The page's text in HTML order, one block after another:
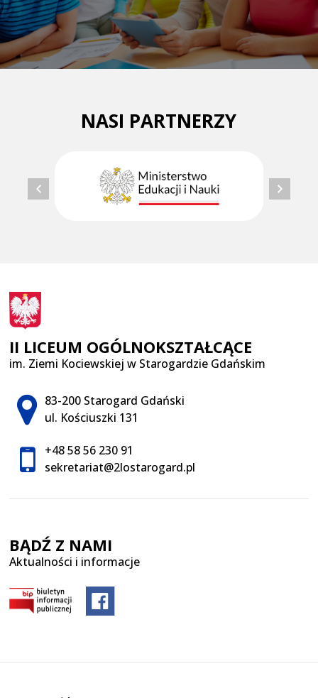
NASI PARTNERZY
II LICEUM OGÓLNOKSZTAŁCĄCE
im. Ziemi Kociewskiej w Starogardzie Gdańskim
Adres pocztowy:
83-200 Starogard Gdański
ul. Kościuszki 131
+48 58 56 230 91
sekretariat@2lostarogard.pl
BĄDŹ Z NAMI
Aktualności i informacje